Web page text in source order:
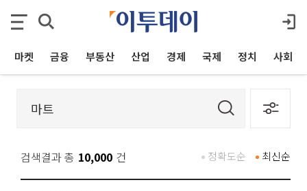
마켓 금융 부동산 산업 경제 국제 정치 사회
검색결과 총 10,000 건 최신순
정확도순